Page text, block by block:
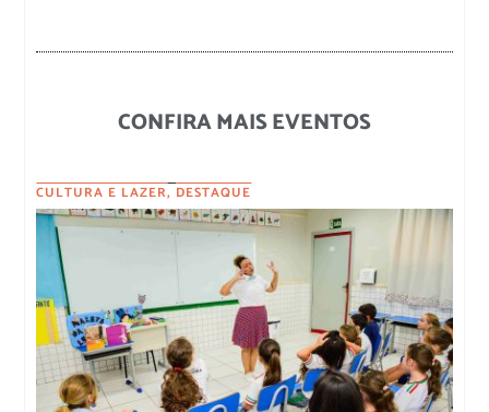
CONFIRA MAIS EVENTOS
CULTURA E LAZER, DESTAQUE